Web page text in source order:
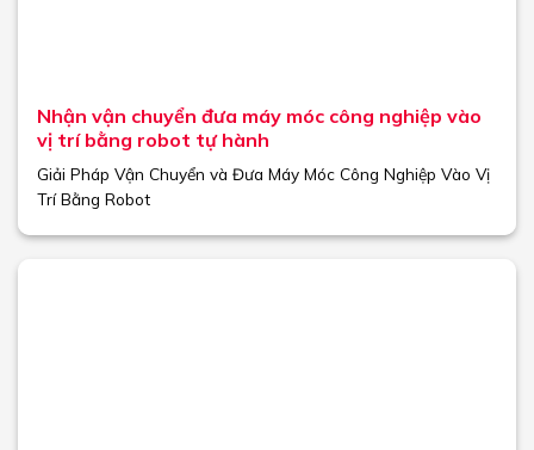
Nhận vận chuyển đưa máy móc công nghiệp vào
vị trí bằng robot tự hành
Giải Pháp Vận Chuyển và Đưa Máy Móc Công Nghiệp Vào Vị
Trí Bằng Robot